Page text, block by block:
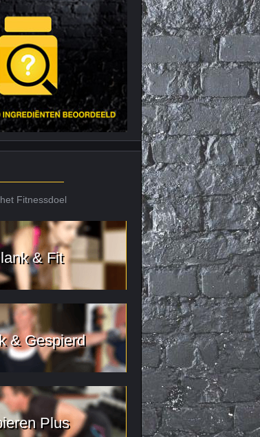
Citrus Aurantium
Tribulus Terrestris
Vitaminen en
mineralen
Weight Gainers
Nieuws archief
Fitnessdoel
& Fit
& Gespierd
Plus